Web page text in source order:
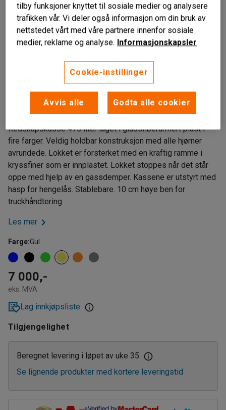
Liknende produkter
Lang holdbarhet
Redskapskasse 475 liter laget i glassfiberarmert plast i
fire farger. Veldig holdbar konstruksjon med alle hjørner
avrundede. Lokket er forsterket med en kraftig ramme i
kryssfiner som er innplastet. Lokket stoppes når det står
oppe med hjelp av en gassdemper. Kassene er utstyrt med
hasp for hengelås. Stablebare. 10 cm høye ben for
truckhåndtering.
Les mer
Farge:Gul
7 000,-
eks. MVA
Lag innkjøpsliste
Tilgjengelighet
Beregnet levering i løpet av uke 35
Se lignende produkter med kortere leveringstid
tilby funksjoner knyttet til sosiale medier og analysere
trafikken vår. Vi deler også informasjon om din bruk av
nettstedet vårt med våre partnere innenfor sosiale
medier, reklame og analyse. Informasjonskapsler
Cookie-instillinger
Avvis alle Godta alle cookier